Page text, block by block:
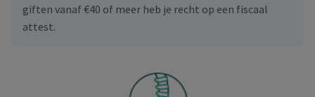
giften vanaf €40 of meer heb je recht op een fiscaal
attest.